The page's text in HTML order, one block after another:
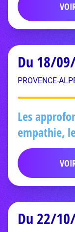
Du 18/
PROVENCE-
Les
empathie,
Du 22/